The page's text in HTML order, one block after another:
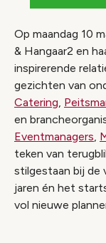
Op maandag 10
& Hangaar2 en
inspirerende
gezichten van
Catering,
en
Eventmanagers,
teken van
stilgestaan bij de
jaren én het
vol nieuwe